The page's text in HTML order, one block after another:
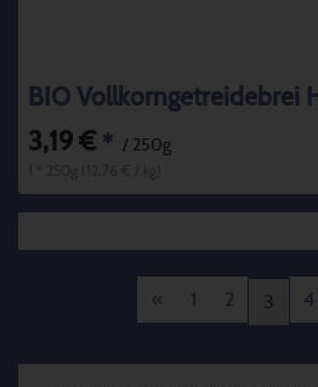
BIO Vollkorngetreidebrei
3,19 € * / 250g
« 1 2 3 4